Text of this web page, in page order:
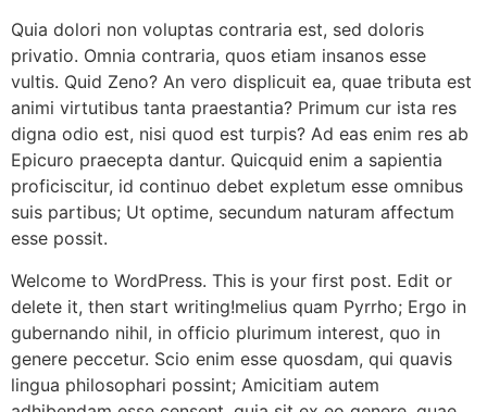
Quia dolori non voluptas contraria est, sed doloris
privatio. Omnia contraria, quos etiam insanos esse
vultis. Quid Zeno? An vero displicuit ea, quae tributa est
animi virtutibus tanta praestantia? Primum cur ista res
digna odio est, nisi quod est turpis? Ad eas enim res ab
Epicuro praecepta dantur. Quicquid enim a sapientia
proficiscitur, id continuo debet expletum esse omnibus
suis partibus; Ut optime, secundum naturam affectum
esse possit.
Welcome to WordPress. This is your first post. Edit or
delete it, then start writing!melius quam Pyrrho; Ergo in
gubernando nihil, in officio plurimum interest, quo in
genere peccetur. Scio enim esse quosdam, qui quavis
lingua philosophari possint; Amicitiam autem